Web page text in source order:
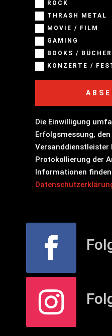
ROCK
THRASH METAL
MOVIE / FILM
GAMING
BOOKS / BÜCHER
KONZERTE /
Die Einwilligung
Erfolgsmessung,
Versanddienstleister
Protokollierung der
Informationen